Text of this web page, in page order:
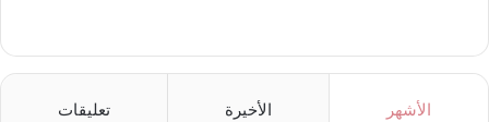
الأشهر الأخيرة تعليقات